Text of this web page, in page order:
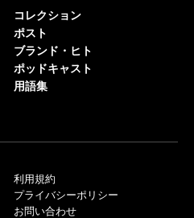
コレクション
ポスト
ブランド・ヒト
ポッドキャスト
用語集
利用規約
プライバシーポリシー
お問い合わせ